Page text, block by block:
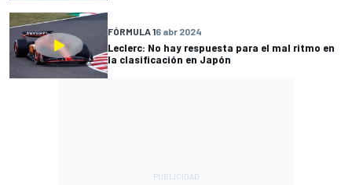
FÓRMULA 16 abr 2024
Leclerc: No hay respuesta para el mal ritmo en
la clasificación en Japón